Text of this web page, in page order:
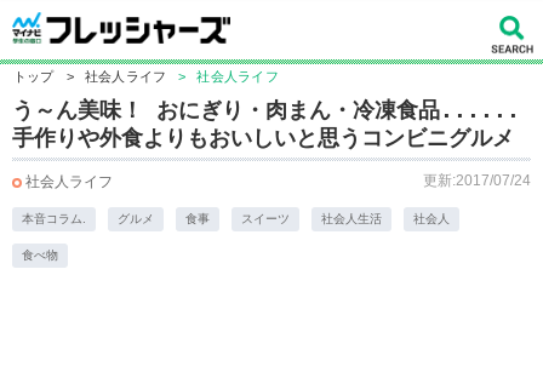
トップ > 社会人ライフ > 社会人ライフ
う～ん美味！ おにぎり・肉まん・冷凍食品......
手作りや外食よりもおいしいと思うコンビニグルメ
社会人ライフ 更新:2017/07/24
本音コラム. グルメ 食事 スイーツ 社会人生活 社会人
食べ物